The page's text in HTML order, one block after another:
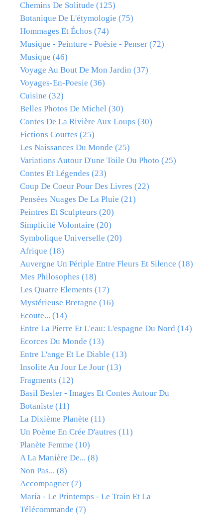
Chemins De Solitude (125)
Botanique De L'étymologie (75)
Hommages Et Échos (74)
Musique - Peinture - Poésie - Penser (72)
Musique (46)
Voyage Au Bout De Mon Jardin (37)
Voyages-En-Poesie (36)
Cuisine (32)
Belles Photos De Michel (30)
Contes De La Rivière Aux Loups (30)
Fictions Courtes (25)
Les Naissances Du Monde (25)
Variations Autour D'une Toile Ou Photo (25)
Contes Et Légendes (23)
Coup De Coeur Pour Des Livres (22)
Pensées Nuages De La Pluie (21)
Peintres Et Sculpteurs (20)
Simplicité Volontaire (20)
Symbolique Universelle (20)
Afrique (18)
Auvergne Un Périple Entre Fleurs Et Silence (18)
Mes Philosophes (18)
Les Quatre Elements (17)
Mystérieuse Bretagne (16)
Ecoute... (14)
Entre La Pierre Et L'eau: L'espagne Du Nord (14)
Ecorces Du Monde (13)
Entre L'ange Et Le Diable (13)
Insolite Au Jour Le Jour (13)
Fragments (12)
Basil Besler - Images Et Contes Autour Du
Botaniste (11)
La Dixième Planète (11)
Un Poème En Crée D'autres (11)
Planète Femme (10)
A La Manière De... (8)
Non Pas... (8)
Accompagner (7)
Maria - Le Printemps - Le Train Et La
Télécommande (7)